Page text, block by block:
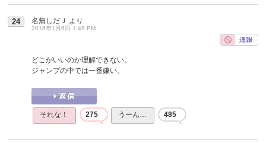
24 名無しだＪ より
2016年1月6日 1:49 PM
どこがいいのか理解できない。
ジャンプの中では一番嫌い。
それな！ 275 うーん… 485